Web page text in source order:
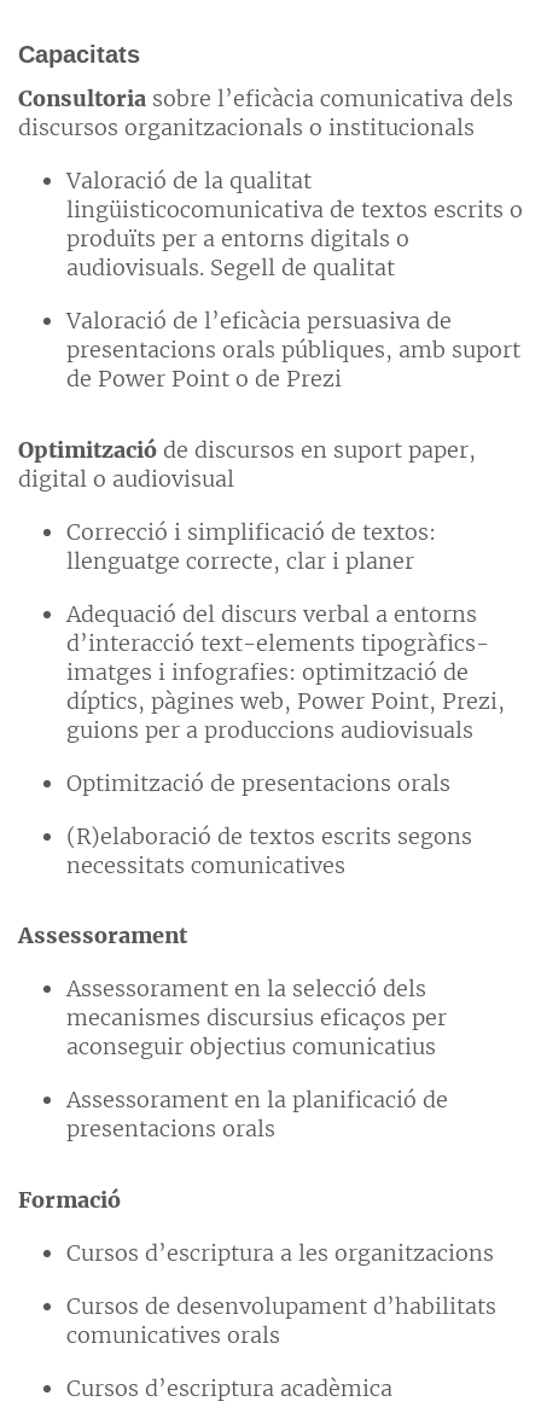
Capacitats
Consultoria sobre l’eficàcia comunicativa dels
discursos organitzacionals o institucionals
Valoració de la qualitat
lingüisticocomunicativa de textos escrits o
produïts per a entorns digitals o
audiovisuals. Segell de qualitat
Valoració de l’eficàcia persuasiva de
presentacions orals públiques, amb suport
de Power Point o de Prezi
Optimització de discursos en suport paper,
digital o audiovisual
Correcció i simplificació de textos:
llenguatge correcte, clar i planer
Adequació del discurs verbal a entorns
d’interacció text-elements tipogràfics-
imatges i infografies: optimització de
díptics, pàgines web, Power Point, Prezi,
guions per a produccions audiovisuals
Optimització de presentacions orals
(R)elaboració de textos escrits segons
necessitats comunicatives
Assessorament
Assessorament en la selecció dels
mecanismes discursius eficaços per
aconseguir objectius comunicatius
Assessorament en la planificació de
presentacions orals
Formació
Cursos d’escriptura a les organitzacions
Cursos de desenvolupament d’habilitats
comunicatives orals
Cursos d’escriptura acadèmica